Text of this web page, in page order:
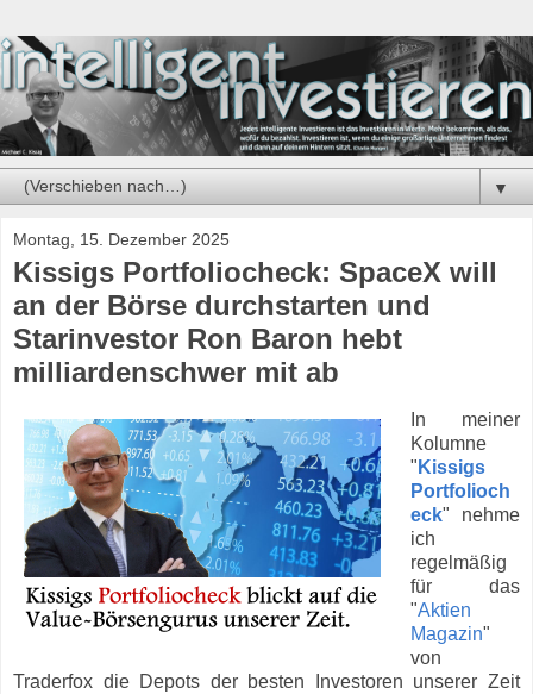
▼
Montag, 15. Dezember 2025
Kissigs Portfoliocheck: SpaceX will
an der Börse durchstarten und
Starinvestor Ron Baron hebt
milliardenschwer mit ab
In meiner
Kolumne
" Kissigs
Portfolioch
eck" nehme
ich
regelmäßig
für das
"Aktien
Magazin"
von
Traderfox die Depots der besten Investoren unserer Zeit